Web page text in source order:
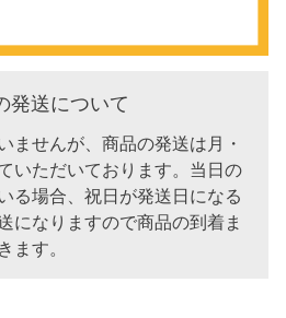
発送について
ませんが、商品の発送は月・
いただいております。当日の
る場合、祝日が発送日になる
になりますので商品の到着ま
ます。